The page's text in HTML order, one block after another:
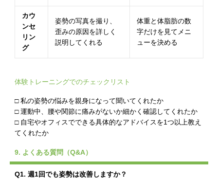
カウ
ンセ
リン
グ
姿勢の写真を撮り、
歪みの原因を詳しく
説明してくれる
体重と体脂肪の数
字だけを見てメニ
ューを決める
体験トレーニングでのチェックリスト
□ 私の姿勢の悩みを親身になって聞いてくれたか
□ 運動中、腰や関節に痛みがないか細かく確認してくれたか
□ 自宅やオフィスでできる具体的なアドバイスを1つ以上教え
てくれたか
9. よくある質問（Q&A）
Q1. 週1回でも姿勢は改善しますか？